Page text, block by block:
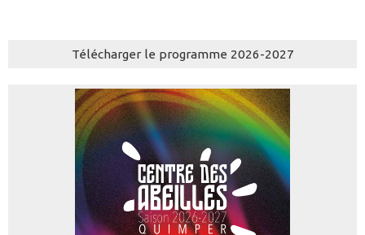
Télécharger le programme 2026-2027